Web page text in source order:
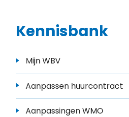
Kennisbank
Mijn WBV
Aanpassen huurcontract
Aanpassingen WMO